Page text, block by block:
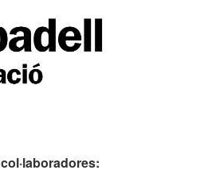
col·laboradores: